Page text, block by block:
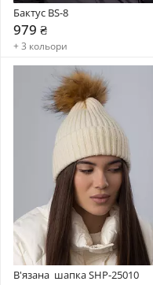
Бактус BS-8
979 ₴
+ 3 кольори
В'язана  шапка SHP-25010